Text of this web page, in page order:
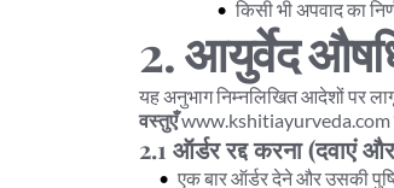
किसी भी अपवाद का
2. आयुर्वेद
यह अनुभाग निम्नलिखित आदेशों पर
वस्तुएँ www.kshitiayurveda.com
2.1 ऑर्डर रद्द करना (दवाएं
एक बार ऑर्डर देने और उसकी